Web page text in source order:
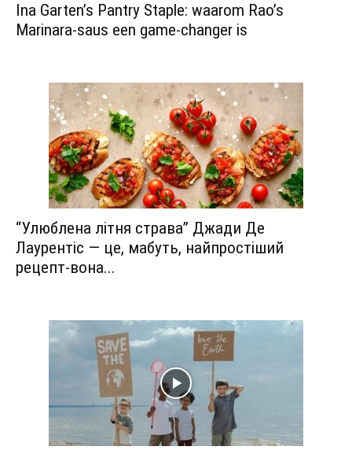
Ina Garten’s Pantry Staple: waarom Rao’s
Marinara-saus een game-changer is
“Улюблена літня страва” Джади Де
Лаурентіс — це, мабуть, найпростіший
рецепт-вона...